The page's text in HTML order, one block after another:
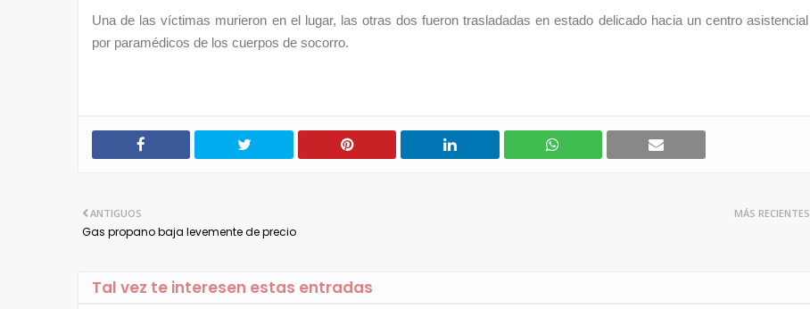
Una de las víctimas murieron en el lugar, las otras dos fueron trasladadas en estado delicado hacia un centro asistencial
por paramédicos de los cuerpos de socorro.
MÁS RECIENTES
ANTIGUOS
Gas propano baja levemente de precio
Tal vez te interesen estas entradas